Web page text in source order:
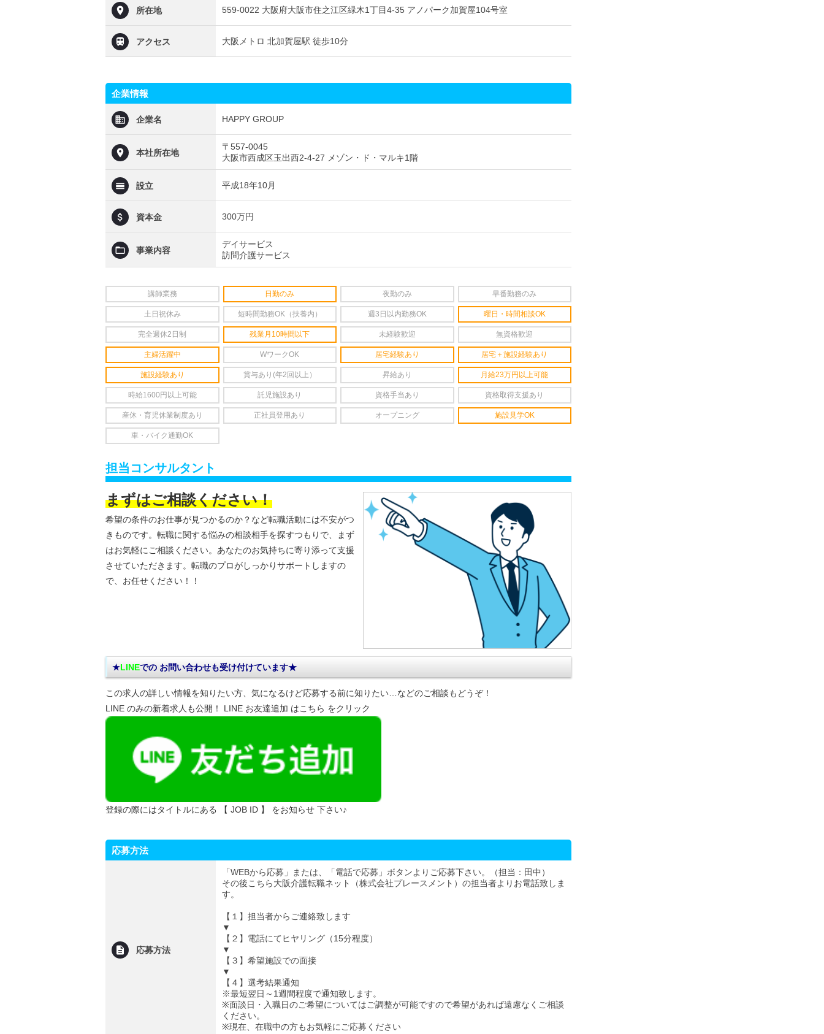
所在地 559-0022 大阪府大阪市住之江区緑木1丁目4-35 アノパーク加賀屋104号室
アクセス 大阪メトロ 北加賀屋駅 徒歩10分
企業情報
企業名 HAPPY GROUP
本社所在地
〒557-0045
大阪市西成区玉出西2-4-27 メゾン・ド・マルキ1階
設立 平成18年10月
資本金 300万円
事業内容
デイサービス
訪問介護サービス
講師業務 日勤のみ 夜勤のみ 早番勤務のみ
土日祝休み 短時間勤務OK（扶養内） 週3日以内勤務OK 曜日・時間相談OK
完全週休2日制 残業月10時間以下 未経験歓迎 無資格歓迎
主婦活躍中 WワークOK 居宅経験あり 居宅＋施設経験あり
施設経験あり 賞与あり(年2回以上） 昇給あり 月給23万円以上可能
時給1600円以上可能 託児施設あり 資格手当あり 資格取得支援あり
産休・育児休業制度あり 正社員登用あり オープニング 施設見学OK
車・バイク通勤OK
担当コンサルタント
まずはご相談ください！
希望の条件のお仕事が見つかるのか？など転職活動には不安がつ
きものです。転職に関する悩みの相談相手を探すつもりで、まず
はお気軽にご相談ください。あなたのお気持ちに寄り添って支援
させていただきます。転職のプロがしっかりサポートしますの
で、お任せください！！
★LINEでの お問い合わせも受け付けています★
この求人の詳しい情報を知りたい方、気になるけど応募する前に知りたい…などのご相談もどうぞ！
LINE のみの新着求人も公開！ LINE お友達追加 はこちら をクリック
登録の際にはタイトルにある 【 JOB ID 】 をお知らせ 下さい♪
応募方法
応募方法
「WEBから応募」または、「電話で応募」ボタンよりご応募下さい。（担当：田中）
その後こちら大阪介護転職ネット（株式会社プレースメント）の担当者よりお電話致しま
す。
【１】担当者からご連絡致します
▼
【２】電話にてヒヤリング（15分程度）
▼
【３】希望施設での面接
▼
【４】選考結果通知
※最短翌日～1週間程度で通知致します。
※面談日・入職日のご希望についてはご調整が可能ですので希望があれば遠慮なくご相談
ください。
※現在、在職中の方もお気軽にご応募ください